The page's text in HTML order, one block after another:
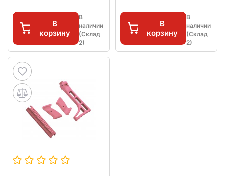
В
корзину
В
наличии
(Склад
2)
В
корзину
В
наличии
(Склад
2)